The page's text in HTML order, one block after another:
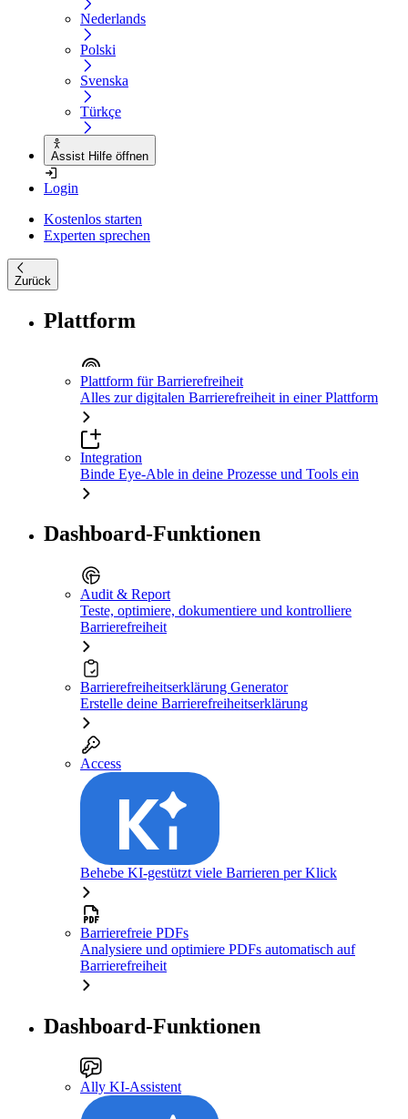
Nederlands
Polski
Svenska
Türkçe
Assist Hilfe öffnen
Login
Kostenlos starten
Experten sprechen
Zurück
Plattform
Plattform für Barrierefreiheit
Alles zur digitalen Barrierefreiheit in einer Plattform
Integration
Binde Eye-Able in deine Prozesse und Tools ein
Dashboard-Funktionen
Audit & Report
Teste, optimiere, dokumentiere und kontrolliere
Barrierefreiheit
Barrierefreiheitserklärung Generator
Erstelle deine Barrierefreiheitserklärung
Access
Behebe KI-gestützt viele Barrieren per Klick
Barrierefreie PDFs
Analysiere und optimiere PDFs automatisch auf
Barrierefreiheit
Dashboard-Funktionen
Ally KI-Assistent